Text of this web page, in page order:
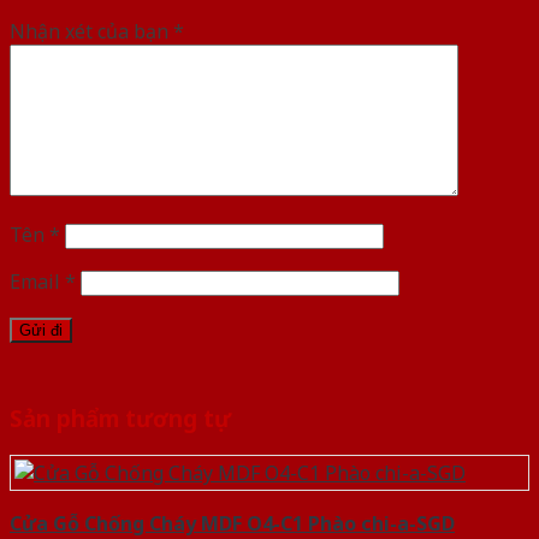
Nhận xét của bạn *
Tên *
Email *
Sản phẩm tương tự
Cửa Gỗ Chống Cháy MDF O4-C1 Phào chi-a-SGD